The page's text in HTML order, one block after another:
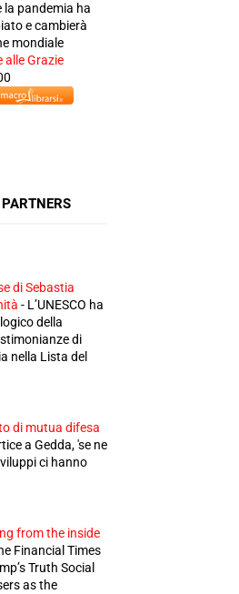
la pandemia ha
e cambierà
mondiale
alle Grazie
di Sebastia
- L’UNESCO ha
della
di
nella Lista del
di mutua difesa
a Gedda, 'se ne
ci hanno
from the inside
Financial Times
Truth Social
as the